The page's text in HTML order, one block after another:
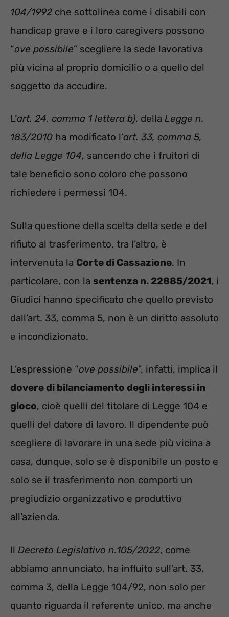
104/1992 che sottolinea come i disabili con
handicap grave e i loro caregivers possono
“ove possibile” scegliere la sede lavorativa
più vicina al proprio domicilio o a quello del
soggetto da accudire.
L’art. 24, comma 1 lettera b), della Legge n.
183/2010 ha modificato l’art. 33, comma 5,
della Legge 104, sancendo che i fruitori di
tale beneficio sono coloro che possono
richiedere i permessi 104.
Sulla questione della scelta della sede e del
rifiuto al trasferimento, tra l’altro, è
intervenuta la Corte di Cassazione. In
particolare, con la sentenza n. 22885/2021, i
Giudici hanno specificato che quello previsto
dall’art. 33, comma 5, non è un diritto assoluto
e incondizionato.
L’espressione “ove possibile”, infatti, implica il
dovere di bilanciamento degli interessi in
gioco, cioè quelli del titolare di Legge 104 e
quelli del datore di lavoro. Il dipendente può
scegliere di lavorare in una sede più vicina a
casa, dunque, solo se è disponibile un posto e
solo se il trasferimento non comporti un
pregiudizio organizzativo e produttivo
all’azienda.
Il Decreto Legislativo n.105/2022, come
abbiamo annunciato, ha influito sull’art. 33,
comma 3, della Legge 104/92, non solo per
quanto riguarda il referente unico, ma anche